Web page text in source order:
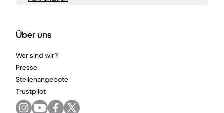
Über uns
Wer sind wir?
Presse
Stellenangebote
Trustpilot